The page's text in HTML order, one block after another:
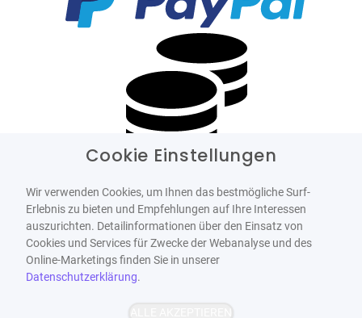
Cookie Einstellungen
Wir verwenden Cookies, um Ihnen das bestmögliche Surf-
Erlebnis zu bieten und Empfehlungen auf Ihre Interessen
auszurichten. Detailinformationen über den Einsatz von
Cookies und Services für Zwecke der Webanalyse und des
Online-Marketings finden Sie in unserer
Datenschutzerklärung.
ALLE AKZEPTIEREN